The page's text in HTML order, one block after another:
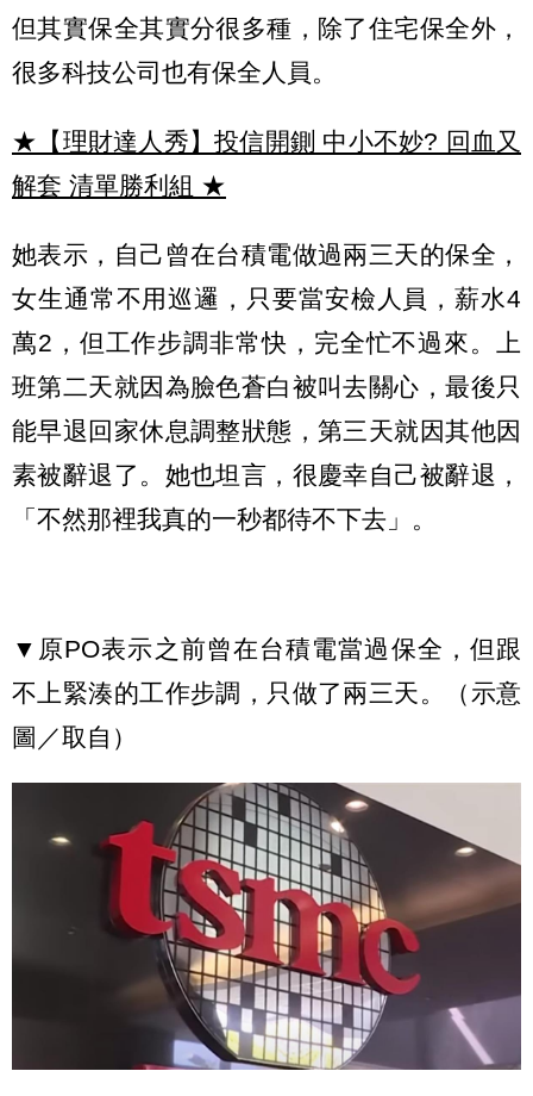
但其實保全其實分很多種，除了住宅保全外，
很多科技公司也有保全人員。
★【理財達人秀】投信開鍘 中小不妙? 回血又
解套 清單勝利組 ★
她表示，自己曾在台積電做過兩三天的保全，
女生通常不用巡邏，只要當安檢人員，薪水4
萬2，但工作步調非常快，完全忙不過來。上
班第二天就因為臉色蒼白被叫去關心，最後只
能早退回家休息調整狀態，第三天就因其他因
素被辭退了。她也坦言，很慶幸自己被辭退，
「不然那裡我真的一秒都待不下去」。
▼原PO表示之前曾在台積電當過保全，但跟
不上緊湊的工作步調，只做了兩三天。（示意
圖／取自）